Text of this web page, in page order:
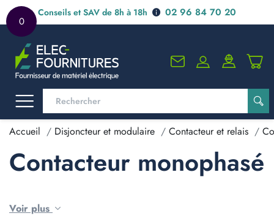
0
Conseils et SAV de 8h à 18h 02 96 84 70 20
Accueil Disjoncteur et modulaire Contacteur et relais
Contacteur monophasé
Voir plus